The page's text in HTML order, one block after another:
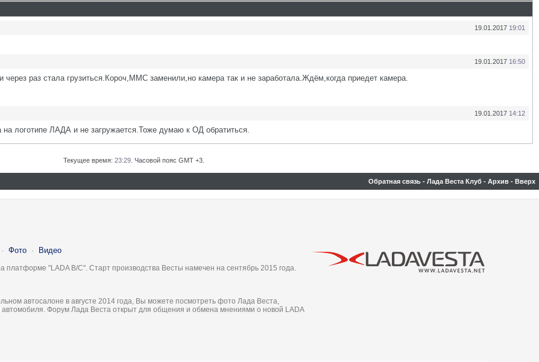
19.01.2017 19:01
19.01.2017 16:50
раз стала грузиться.Короч,ММС заменили,но камера так и не заработала.Ждём,когда приедет камера.
19.01.2017 14:12
логотипе ЛАДА и не загружается.Тоже думаю к ОД обратиться.
Текущее время: 23:29 . Часовой пояс GMT +3.
Обратная связь - Лада Веста Клуб - Архив - Вверх
· Фото · Видео
"LADA B/C". Старт производства Весты намечен на сентябрь 2015 года.
автосалоне в августе 2014 года, Вы можете посмотреть фото Лада Веста,
автомобиля. Форум Лада Веста открыт для общения и обмена мнениями о новой LADA